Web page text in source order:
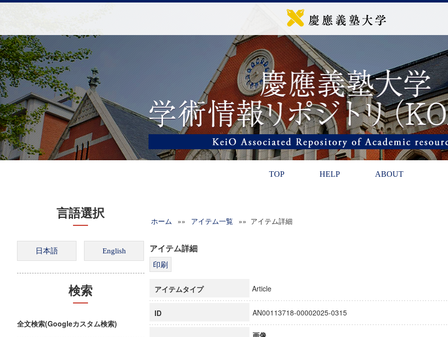
TOP HELP ABOUT
言語選択
検索
全文検索(Googleカスタム検索)
ホーム »» アイテム一覧 »» アイテム詳細
アイテム詳細
アイテムタイプ Article
ID AN00113718-00002025-0315
画像